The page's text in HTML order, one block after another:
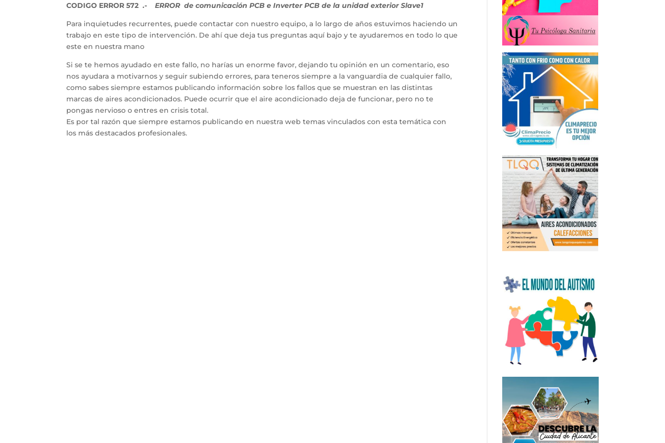
CODIGO ERROR 572 .- ERROR de comunicación PCB e Inverter PCB de la unidad exterior Slave1
Para inquietudes recurrentes, puede contactar con nuestro equipo, a lo largo de años estuvimos haciendo un
trabajo en este tipo de intervención. De ahí que deja tus preguntas aquí bajo y te ayudaremos en todo lo que
este en nuestra mano
Si se te hemos ayudado en este fallo, no harías un enorme favor, dejando tu opinión en un comentario, eso
nos ayudara a motivarnos y seguir subiendo errores, para teneros siempre a la vanguardia de cualquier fallo,
como sabes siempre estamos publicando información sobre los fallos que se muestran en las distintas
marcas de aires acondicionados. Puede ocurrir que el aire acondicionado deja de funcionar, pero no te
pongas nervioso o entres en crisis total.
Es por tal razón que siempre estamos publicando en nuestra web temas vinculados con esta temática con
los más destacados profesionales.